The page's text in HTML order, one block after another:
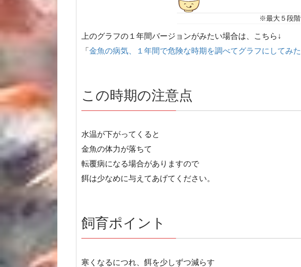
※最大５段階
上のグラフの１年間バージョンがみたい場合は、こちら↓
「金魚の病気、１年間で危険な時期を調べてグラフにしてみた
この時期の注意点
水温が下がってくると
金魚の体力が落ちて
転覆病になる場合がありますので
餌は少なめに与えてあげてください。
飼育ポイント
寒くなるにつれ、餌を少しずつ減らす